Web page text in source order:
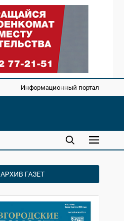
Информационный портал
АРХИВ ГАЗЕТ